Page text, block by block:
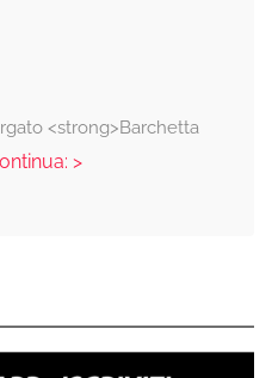
<strong>Barchetta
>